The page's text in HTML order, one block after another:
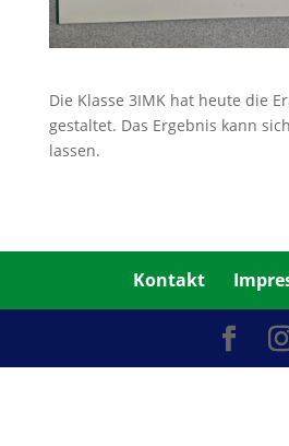
Die Klasse 3IMK hat heute die
gestaltet. Das Ergebnis kann
lassen.
Kontakt